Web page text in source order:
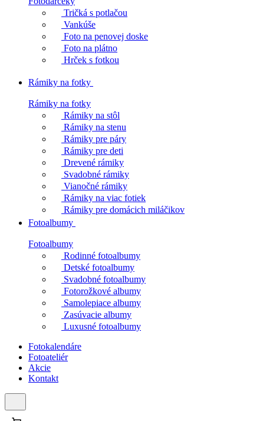
Tričká s potlačou
Vankúše
Foto na penovej doske
Foto na plátno
Hrček s fotkou
Rámiky na fotky
Rámiky na fotky
Rámiky na stôl
Rámiky na stenu
Rámiky pre páry
Rámiky pre deti
Drevené rámiky
Svadobné rámiky
Vianočné rámiky
Rámiky na viac fotiek
Rámiky pre domácich miláčikov
Fotoalbumy
Fotoalbumy
Rodinné fotoalbumy
Detské fotoalbumy
Svadobné fotoalbumy
Fotorožkové albumy
Samolepiace albumy
Zasúvacie albumy
Luxusné fotoalbumy
Fotokalendáre
Fotoateliér
Akcie
Kontakt